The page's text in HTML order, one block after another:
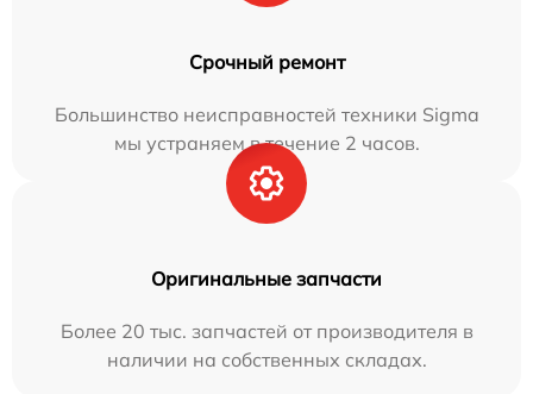
Срочный ремонт
Большинство неисправностей техники Sigma
мы устраняем в течение 2 часов.
Оригинальные запчасти
Более 20 тыс. запчастей от производителя в
наличии на собственных складах.